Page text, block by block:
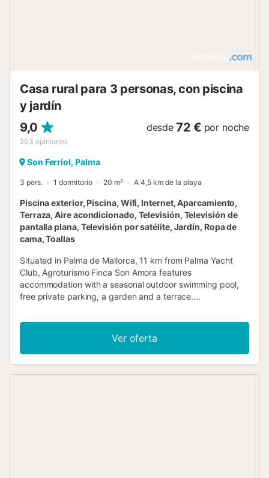
Casa rural para 3 personas, con piscina
y jardín
9,0
203 opiniones
desde 72 € por noche
Son Ferriol, Palma
3 pers. 1 dormitorio 20 m² A 4,5 km de la playa
Piscina exterior, Piscina, Wifi, Internet, Aparcamiento,
Terraza, Aire acondicionado, Televisión, Televisión de
pantalla plana, Televisión por satélite, Jardín, Ropa de
cama, Toallas
Situated in Palma de Mallorca, 11 km from Palma Yacht
Club, Agroturismo Finca Son Amora features
accommodation with a seasonal outdoor swimming pool,
free private parking, a garden and a terrace....
Ver oferta